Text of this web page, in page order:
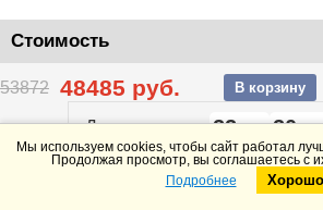
Стоимость
53872 48485 руб. В корзину
До конца акции22 20
Telegram
Мы используем cookies, чтобы сайт работал
Продолжая просмотр, вы соглашаетесь с
Подробнее
Хорошо